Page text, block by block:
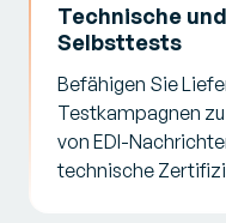
Technische
Selbsttests
Befähigen Sie
Testkampagnen
von EDI-
technische